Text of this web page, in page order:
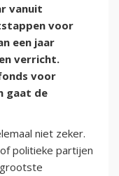
vanuit
voor
een jaar
verricht.
voor
gaat de
niet zeker.
politieke partijen